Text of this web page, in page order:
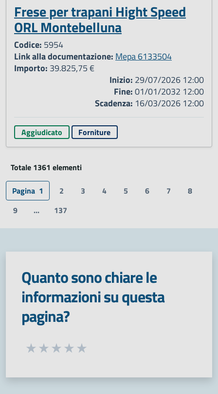
Frese per trapani Hight Speed
ORL Montebelluna
Codice: 5954
Link alla documentazione: Mepa 6133504
Importo: 39.825,75 €
Inizio: 29/07/2026 12:00
Fine:01/01/2032 12:00
Scadenza: 16/03/2026 12:00
Aggiudicato Forniture
Totale 1361 elementi
Pagina 1 2 3 4 5 6 7
8
9
... 137
Quanto sono chiare le
informazioni su questa
pagina?
Seleziona una valutazione da 1 a 5 stelle